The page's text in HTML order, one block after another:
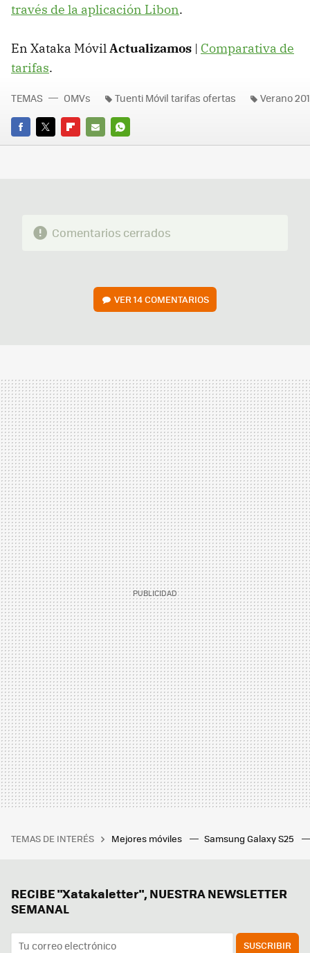
través de la aplicación Libon.
En Xataka MóvilActualizamos | Comparativa de
tarifas.
FACEBOOK
TWITTERFLIPBOARD
E-
WHATSAPP
TEMAS OMVs Tuenti Móvil tarifas ofertas Verano
Comentarios cerrados
VER14 COMENTARIOS
TEMAS DE INTERÉS Mejores móviles Samsung Galaxy S25
RECIBE "Xatakaletter", NUESTRA NEWSLETTER
SEMANAL
SUSCRIBIR